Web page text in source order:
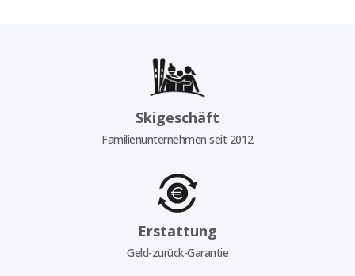
Skigeschäft
Familienunternehmen seit 2012
Erstattung
Geld-zurück-Garantie